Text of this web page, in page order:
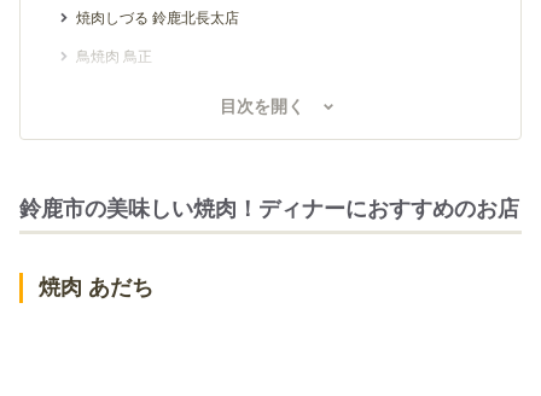
焼肉しづる 鈴鹿北長太店
鳥焼肉 鳥正
鈴鹿市の美味しい焼肉！ディナーにおすすめのお店【個室あり】
和牛屋 こしょ 鈴鹿店
焼肉 うしの家 鈴鹿店
目次を開く
鈴鹿市の美味しい焼肉！ディナーにおすすめのお店
焼肉 あだち